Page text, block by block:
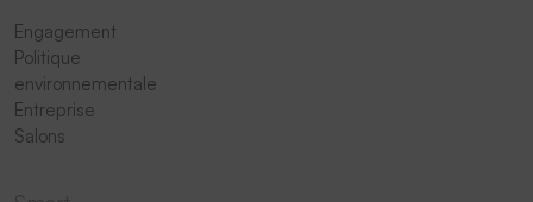
Engagement
Politique
environnementale
Entreprise
Salons